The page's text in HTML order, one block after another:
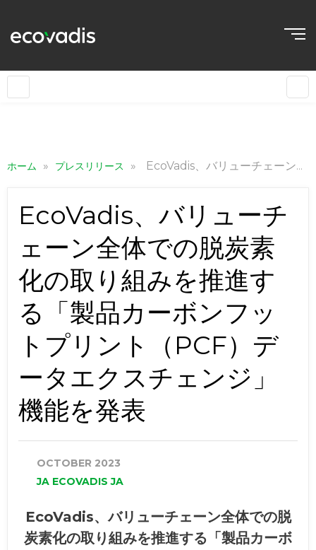
ホーム » プレスリリース » EcoVadis、バリューチェーン全体での脱炭素化の取り組みを推進する「製品カーボンフットプリント（PCF）データエクスチェンジ」機能を発表
EcoVadis、バリューチ
ェーン全体での脱炭素
化の取り組みを推進す
る「製品カーボンフッ
トプリント（PCF）デ
ータエクスチェンジ」
機能を発表
OCTOBER 2023
‏‏JA‎ E‏‏‏‏COVADIS ‏‏JA‎
EcoVadis、バリューチェーン全体での脱
炭素化の取り組みを推進する「製品カーボ